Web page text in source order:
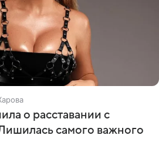
о расставании с
самого важного